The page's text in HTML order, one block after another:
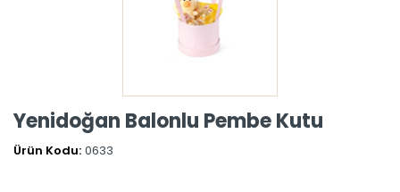
Yenidoğan Balonlu Pembe Kutu
Ürün Kodu: 0633